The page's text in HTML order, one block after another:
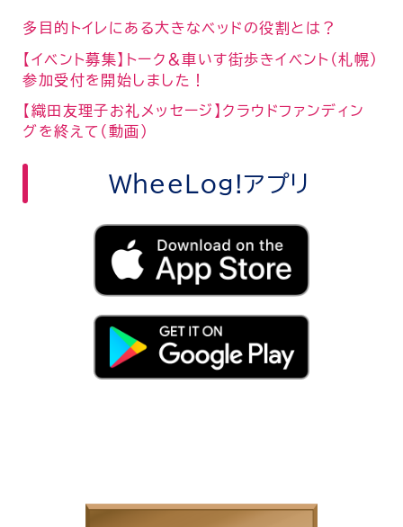
多目的トイレにある大きなベッドの役割とは？
【イベント募集】トーク＆車いす街歩きイベント（札幌）
参加受付を開始しました！
【織田友理子お礼メッセージ】クラウドファンディン
グを終えて（動画）
WheeLog!アプリ